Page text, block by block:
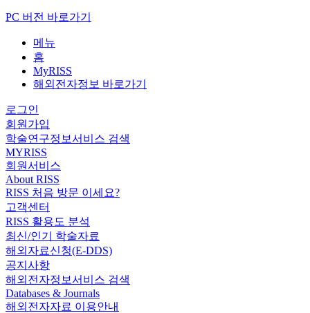
PC 버전 바로가기
메뉴
홈
MyRISS
해외전자정보 바로가기
로그인
회원가입
학술연구정보서비스 검색
MYRISS
회원서비스
About RISS
RISS 처음 방문 이세요?
고객센터
RISS 활용도 분석
최신/인기 학술자료
해외자료신청(E-DDS)
공지사항
해외전자정보서비스 검색
Databases & Journals
해외전자자료 이용안내